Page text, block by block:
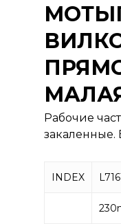
Рабочие
закаленные.
INDEX